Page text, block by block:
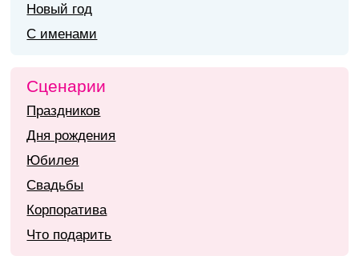
Новый год
С именами
Сценарии
Праздников
Дня рождения
Юбилея
Свадьбы
Корпоратива
Что подарить